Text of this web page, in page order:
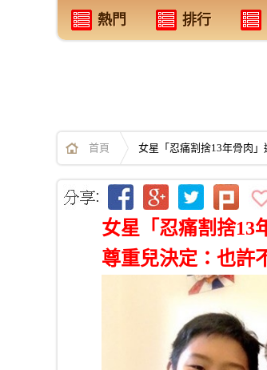
熱門 排行
首頁 女星「忍痛割捨13年骨肉
女星「忍痛割捨
尊重兒決定：也許